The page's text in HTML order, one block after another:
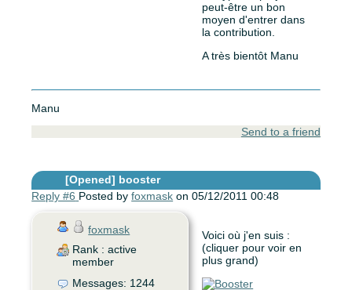
peut-être un bon
moyen d'entrer dans
la contribution.
A très bientôt Manu
Manu
Send to a friend
[Opened] booster
Reply #6 Posted byfoxmask on 05/12/2011 00:48
foxmask
Rank : active
member
Messages: 1244
Voici où j'en suis :
(cliquer pour voir en
plus grand)